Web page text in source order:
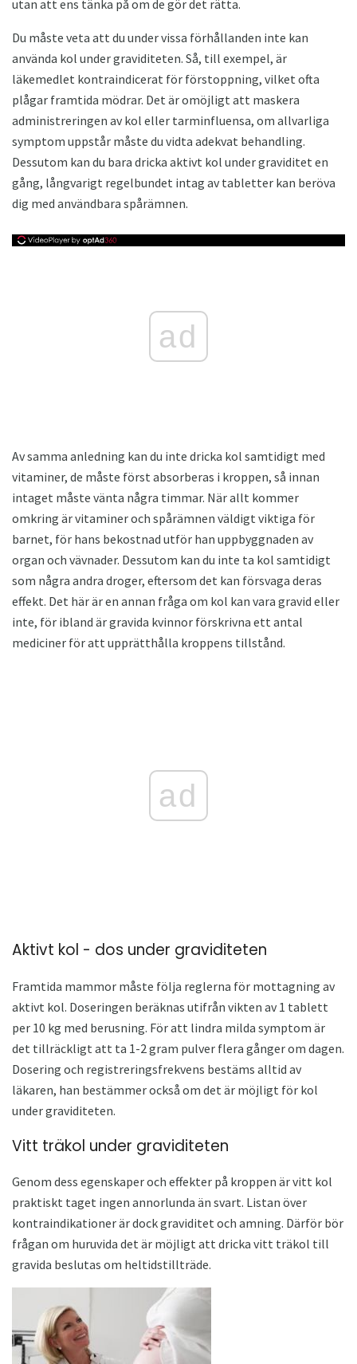
utan att ens tänka på om de gör det rätta.
Du måste veta att du under vissa förhållanden inte kan
använda kol under graviditeten. Så, till exempel, är
läkemedlet kontraindicerat för förstoppning, vilket ofta
plågar framtida mödrar. Det är omöjligt att maskera
administreringen av kol eller tarminfluensa, om allvarliga
symptom uppstår måste du vidta adekvat behandling.
Dessutom kan du bara dricka aktivt kol under graviditet en
gång, långvarigt regelbundet intag av tabletter kan beröva
dig med användbara spårämnen.
ad
Av samma anledning kan du inte dricka kol samtidigt med
vitaminer, de måste först absorberas i kroppen, så innan
intaget måste vänta några timmar. När allt kommer
omkring är vitaminer och spårämnen väldigt viktiga för
barnet, för hans bekostnad utför han uppbyggnaden av
organ och vävnader. Dessutom kan du inte ta kol samtidigt
som några andra droger, eftersom det kan försvaga deras
effekt. Det här är en annan fråga om kol kan vara gravid eller
inte, för ibland är gravida kvinnor förskrivna ett antal
mediciner för att upprätthålla kroppens tillstånd.
ad
Aktivt kol - dos under graviditeten
Framtida mammor måste följa reglerna för mottagning av
aktivt kol. Doseringen beräknas utifrån vikten av 1 tablett
per 10 kg med berusning. För att lindra milda symptom är
det tillräckligt att ta 1-2 gram pulver flera gånger om dagen.
Dosering och registreringsfrekvens bestäms alltid av
läkaren, han bestämmer också om det är möjligt för kol
under graviditeten.
Vitt träkol under graviditeten
Genom dess egenskaper och effekter på kroppen är vitt kol
praktiskt taget ingen annorlunda än svart. Listan över
kontraindikationer är dock graviditet och amning. Därför bör
frågan om huruvida det är möjligt att dricka vitt träkol till
gravida beslutas om heltidstillträde.